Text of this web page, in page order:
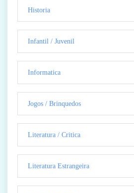
Historia
Infantil / Juvenil
Informatica
Jogos / Brinquedos
Literatura / Critica
Literatura Estrangeira